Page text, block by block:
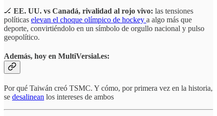
🏒 EE. UU. vs Canadá, rivalidad al rojo vivo: las tensiones
políticas elevan el choque olímpico de hockey a algo más que
deporte, convirtiéndolo en un símbolo de orgullo nacional y pulso
geopolítico.
Además, hoy en MultiVersial.es:
Por qué Taiwán creó TSMC. Y cómo, por primera vez en la historia,
se desalinean los intereses de ambos